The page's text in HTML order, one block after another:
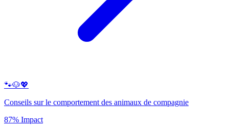
🐾🐶💖
Conseils sur le comportement des animaux de compagnie
87% Impact